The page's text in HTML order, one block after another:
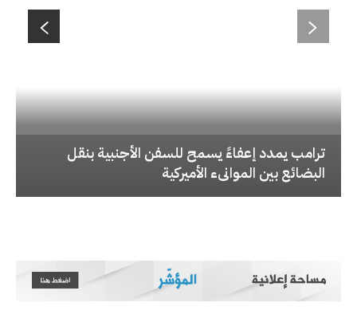
‏ترامب يمدد إعفاءً يسمح للسفن الأجنبية بنقل
البضائع بين الموانىء الأميركية